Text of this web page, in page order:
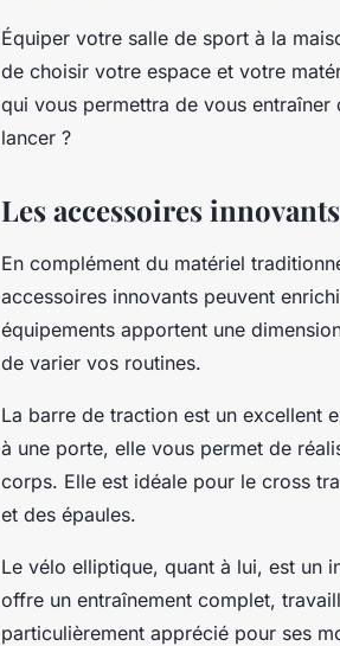
Équiper votre salle de sport à la
de choisir votre espace et votre
qui vous permettra de vous
lancer ?
Les accessoires
En complément du matériel
accessoires innovants peuvent
équipements apportent une
de varier vos routines.
La barre de traction est un excellent
à une porte, elle vous permet de
corps. Elle est idéale pour le cross
et des épaules.
Le vélo elliptique, quant à lui, est un
offre un entraînement complet,
particulièrement apprécié pour ses